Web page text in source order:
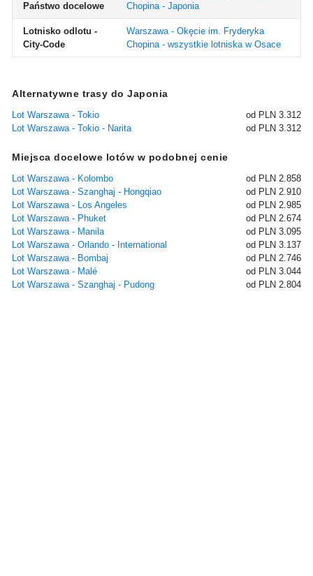
Państwo docelowe
Chopina - Japonia
Lotnisko odlotu -
City-Code
Warszawa - Okęcie im. Fryderyka
Chopina - wszystkie lotniska w Osace
Alternatywne trasy do Japonia
Lot Warszawa - Tokio
od PLN 3.312
Lot Warszawa - Tokio - Narita
od PLN 3.312
Miejsca docelowe lotów w podobnej cenie
Lot Warszawa - Kolombo
od PLN 2.858
Lot Warszawa - Szanghaj - Hongqiao
od PLN 2.910
Lot Warszawa - Los Angeles
od PLN 2.985
Lot Warszawa - Phuket
od PLN 2.674
Lot Warszawa - Manila
od PLN 3.095
Lot Warszawa - Orlando - International
od PLN 3.137
Lot Warszawa - Bombaj
od PLN 2.746
Lot Warszawa - Malé
od PLN 3.044
Lot Warszawa - Szanghaj - Pudong
od PLN 2.804